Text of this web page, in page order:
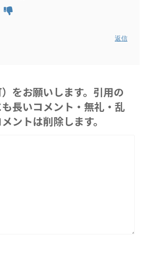
返信
をお願いします。引用の
長いコメント・無礼・乱
ントは削除します。